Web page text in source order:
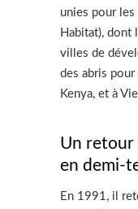
unies pour les
Habitat), dont
villes de
des abris
Kenya, et à
Un retour
en demi-
En 1991, il